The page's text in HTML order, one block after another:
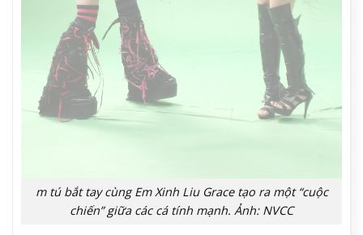
m tú bắt tay cùng Em Xinh Liu Grace tạo ra một “cuộc
chiến” giữa các cá tính mạnh. Ảnh: NVCC